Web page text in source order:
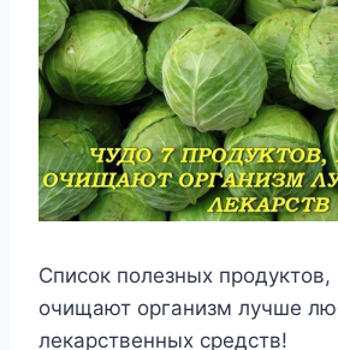
Список полезных продуктов,
очищают организм лучше
лекарственных средств!